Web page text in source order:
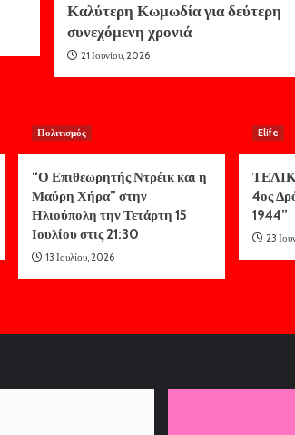
Καλύτερη Κωμωδία για δεύτερη
συνεχόμενη χρονιά
21 Ιουνίου, 2026
Πολιτισμός
“Ο Επιθεωρητής Ντρέικ και η
Μαύρη Χήρα” στην
Ηλιούπολη την Τετάρτη 15
Ιουλίου στις 21:30
13 Ιουλίου, 2026
Elife
4ος
1944”
23